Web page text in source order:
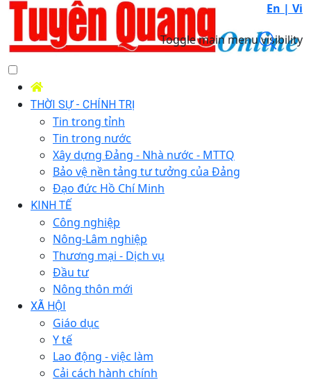
En | Vi
Toggle main menu visibility
THỜI SỰ - CHÍNH TRỊ
Tin trong tỉnh
Tin trong nước
Xây dựng Đảng - Nhà nước - MTTQ
Bảo vệ nền tảng tư tưởng của Đảng
Đạo đức Hồ Chí Minh
KINH TẾ
Công nghiệp
Nông-Lâm nghiệp
Thương mại - Dịch vụ
Đầu tư
Nông thôn mới
XÃ HỘI
Giáo dục
Y tế
Lao động - việc làm
Cải cách hành chính